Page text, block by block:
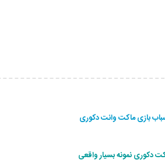
بازی ماکت وانت دکوری
دکوری نمونه بسیار واقعی